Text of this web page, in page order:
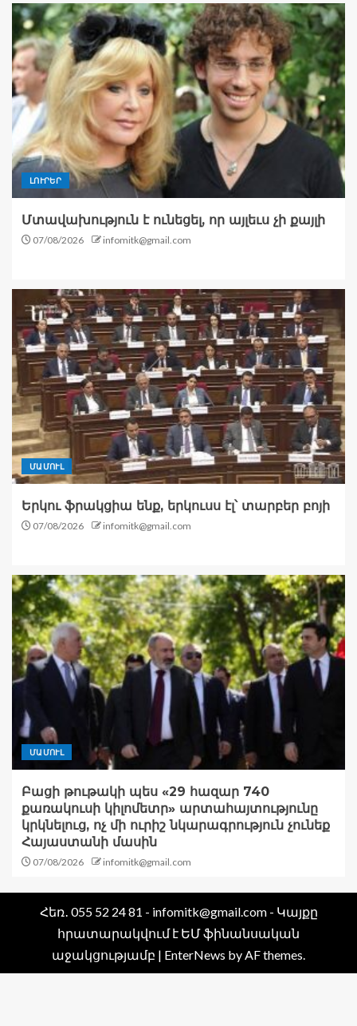
ԼՈՒՐԵՐ
Մտավախություն է ունեցել, որ այլեւս չի քայլի
07/08/2026 infomitk@gmail.com
ՄԱՄՈՒԼ
Երկու ֆրակցիա ենք, երկուսս էլ՝ տարբեր բոյի
07/08/2026 infomitk@gmail.com
ՄԱՄՈՒԼ
Բացի թութակի պես «29 հազար 740
քառակուսի կիլոմետր» արտահայտությունը
կրկնելուց, ոչ մի ուրիշ նկարագրություն չունեք
Հայաստանի մասին
07/08/2026 infomitk@gmail.com
Հեռ․ 055 52 24 81 - infomitk@gmail.com - Կայքը
հրատարակվում է ԵՄ ֆինանսական
աջակցությամբ | EnterNews by AF themes.